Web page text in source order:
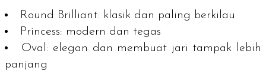
Round Brilliant: klasik dan paling berkilau
Princess: modern dan tegas
Oval : elegan dan membuat jari tampak lebih
panjang